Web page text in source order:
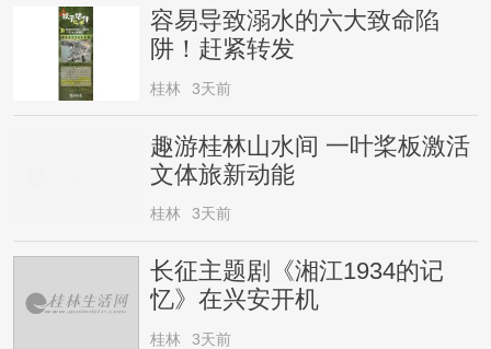
容易导致溺水的六大致命陷
阱！赶紧转发
桂林 3天前
趣游桂林山水间 一叶桨板激活
文体旅新动能
桂林 3天前
长征主题剧《湘江1934的记
忆》在兴安开机
桂林 3天前